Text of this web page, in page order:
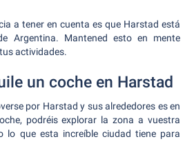
a tener en cuenta es que Harstad está
Argentina. Mantened esto en mente
actividades.
un coche en Harstad
por Harstad y sus alrededores es en
podréis explorar la zona a vuestra
lo que esta increíble ciudad tiene para